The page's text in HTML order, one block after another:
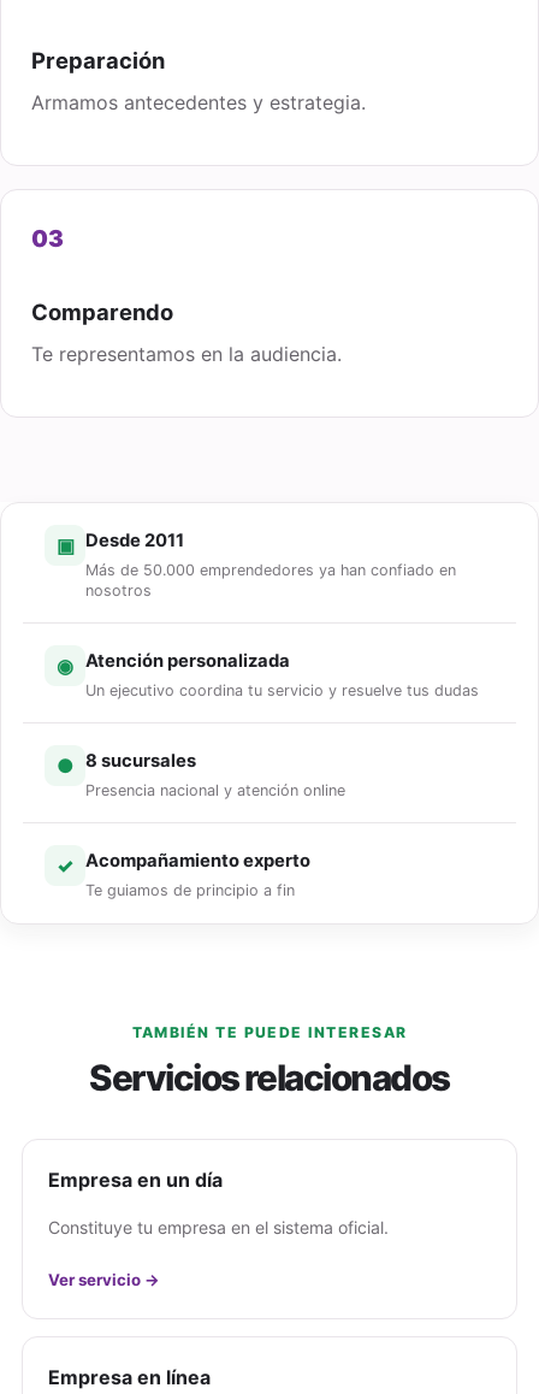
Preparación
Armamos antecedentes y estrategia.
03
Comparendo
Te representamos en la audiencia.
▣ Desde 2011
Más de 50.000 emprendedores ya han confiado en
nosotros
◉ Atención personalizada
Un ejecutivo coordina tu servicio y resuelve tus dudas
● 8 sucursales
Presencia nacional y atención online
✓ Acompañamiento experto
Te guiamos de principio a fin
TAMBIÉN TE PUEDE INTERESAR
Servicios relacionados
Empresa en un día
Constituye tu empresa en el sistema oficial.
Ver servicio →
Empresa en línea